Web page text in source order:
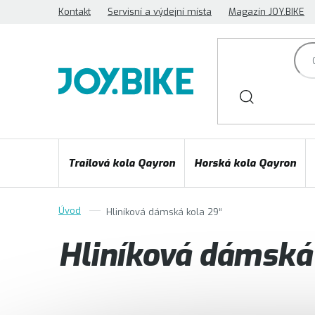
Kontakt Servisní a výdejní místa Magazín JOY.BIKE
Trailová kola Qayron Horská kola Qayron
Hliníková dámská kola 29“
Hliníková